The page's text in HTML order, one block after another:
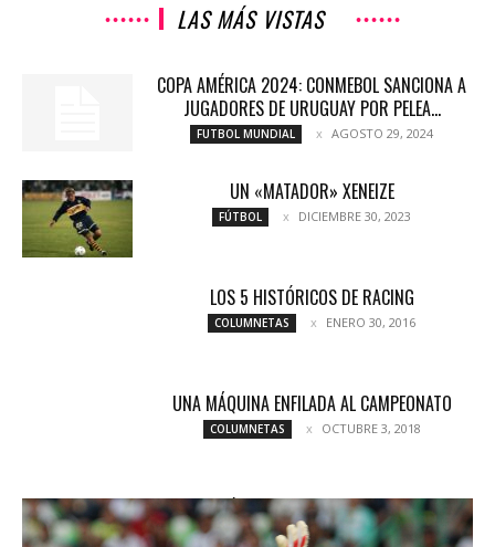
LAS MÁS VISTAS
COPA AMÉRICA 2024: CONMEBOL SANCIONA A
JUGADORES DE URUGUAY POR PELEA...
FUTBOL MUNDIAL AGOSTO 29, 2024
UN «MATADOR» XENEIZE
FÚTBOL DICIEMBRE 30, 2023
LOS 5 HISTÓRICOS DE RACING
COLUMNETAS ENERO 30, 2016
UNA MÁQUINA ENFILADA AL CAMPEONATO
COLUMNETAS OCTUBRE 3, 2018
CAMPEÓN DOBLEGADO EN TERRITORIO
SANTISTA